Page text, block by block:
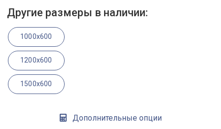
Другие размеры в наличии:
1000x600
1200x600
1500x600
Дополнительные опции